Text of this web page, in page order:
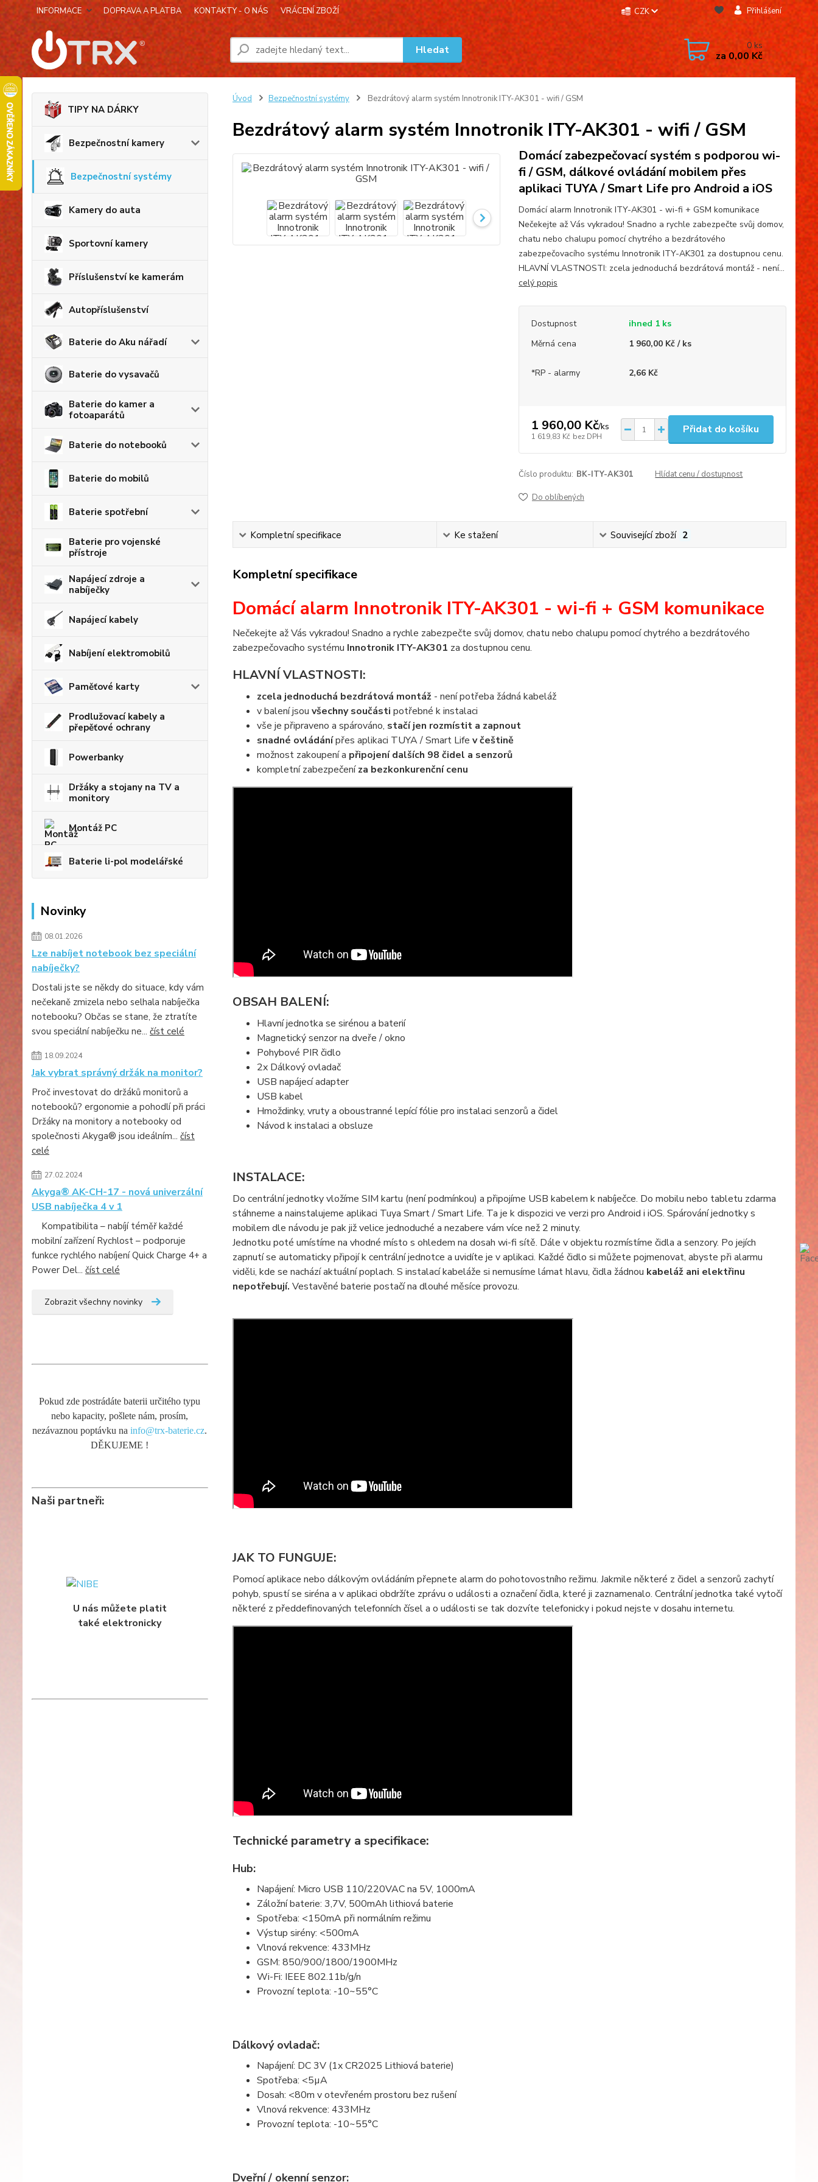
INFORMACE DOPRAVA A PLATBA KONTAKTY - O NÁS VRÁCENÍ ZBOŽÍ CZK Přihlášení
Hledat 0ks
za0,00 Kč
TIPY NA DÁRKY
Bezpečnostní kamery
Bezpečnostní systémy
Kamery do auta
Sportovní kamery
Příslušenství ke kamerám
Autopříslušenství
Baterie do Aku nářadí
Baterie do vysavačů
Baterie do kamer a
fotoaparátů
Baterie do notebooků
Baterie do mobilů
Baterie spotřební
Baterie pro vojenské
přístroje
Napájecí zdroje a
nabíječky
Napájecí kabely
Nabíjení elektromobilů
Paměťové karty
Prodlužovací kabely a
přepěťové ochrany
Powerbanky
Držáky a stojany na TV a
monitory
Montáž PC
Baterie li-pol modelářské
Novinky
08.01.2026
Lze nabíjet notebook bez speciální
nabíječky?
Dostali jste se někdy do situace, kdy vám
nečekaně zmizela nebo selhala nabíječka
notebooku? Občas se stane, že ztratíte
svou speciální nabíječku ne... číst celé
18.09.2024
Jak vybrat správný držák na monitor?
Proč investovat do držáků monitorů a
notebooků? ergonomie a pohodlí při práci
Držáky na monitory a notebooky od
společnosti Akyga® jsou ideálním... číst
celé
27.02.2024
Akyga® AK-CH-17 - nová univerzální
USB nabíječka 4 v 1
Kompatibilita – nabíjí téměř každé
mobilní zařízení Rychlost – podporuje
funkce rychlého nabíjení Quick Charge 4+ a
Power Del... číst celé
Zobrazit všechny novinky
Pokud zde postrádáte baterii určitého typu
nebo kapacity, pošlete nám, prosím,
nezávaznou poptávku nainfo@trx-baterie.cz.
DĚKUJEME !
Naši partneři:
U nás můžete platit
také elektronicky
Úvod Bezpečnostní systémy Bezdrátový alarm systém Innotronik ITY-AK301 - wifi / GSM
Bezdrátový alarm systém Innotronik ITY-AK301 - wifi / GSM
Domácí zabezpečovací systém s podporou wi-
fi / GSM, dálkové ovládání mobilem přes
aplikaci TUYA / Smart Life pro Android a iOS
Domácí alarm Innotronik ITY-AK301 - wi-fi + GSM komunikace
Nečekejte až Vás vykradou! Snadno a rychle zabezpečte svůj domov,
chatu nebo chalupu pomocí chytrého a bezdrátového
zabezpečovacího systému Innotronik ITY-AK301 za dostupnou cenu.
HLAVNÍ VLASTNOSTI: zcela jednoduchá bezdrátová montáž - není...
celý popis
Dostupnost
ihned 1 ks
Měrná cena
1 960,00 Kč / ks
*RP - alarmy 2,66 Kč
1 960,00 Kč/ks
1 619,83 Kč bez DPH
Přidat do košíku
Číslo produktu: BK-ITY-AK301 Hlídat cenu / dostupnost
Do oblíbených
Kompletní specifikace Ke stažení Související zboží 2
Kompletní specifikace
Domácí alarm Innotronik ITY-AK301 - wi-fi + GSM komunikace
Nečekejte až Vás vykradou! Snadno a rychle zabezpečte svůj domov, chatu nebo chalupu pomocí chytrého a bezdrátového
zabezpečovacího systému Innotronik ITY-AK301 za dostupnou cenu.
HLAVNÍ VLASTNOSTI:
zcela jednoduchá bezdrátová montáž- není potřeba žádná kabeláž
v balení jsou všechny součásti potřebné k instalaci
vše je připraveno a spárováno, stačí jen rozmístit a zapnout
snadné ovládánípřes aplikaci TUYA / Smart Life v češtině
možnost zakoupení a připojení dalších 98 čidel a senzorů
kompletní zabezpečeníza bezkonkurenční cenu
OBSAH BALENÍ:
Hlavní jednotka se sirénou a baterií
Magnetický senzor na dveře / okno
Pohybové PIR čidlo
2x Dálkový ovladač
USB napájecí adapter
USB kabel
Hmoždinky, vruty a oboustranné lepící fólie pro instalaci senzorů a čidel
Návod k instalaci a obsluze
INSTALACE:
Do centrální jednotky vložíme SIM kartu (není podmínkou) a připojíme USB kabelem k nabíječce. Do mobilu nebo tabletu zdarma
stáhneme a nainstalujeme aplikaci Tuya Smart / Smart Life. Ta je k dispozici ve verzi pro Android i iOS. Spárování jednotky s
mobilem dle návodu je pak již velice jednoduché a nezabere vám více než 2 minuty.
Jednotku poté umístíme na vhodné místo s ohledem na dosah wi-fi sítě. Dále v objektu rozmístíme čidla a senzory. Po jejích
zapnutí se automaticky připojí k centrální jednotce a uvidíte je v aplikaci. Každé čidlo si můžete pojmenovat, abyste při alarmu
viděli, kde se nachází aktuální poplach. S instalací kabeláže si nemusíme lámat hlavu, čidla žádnou kabeláž ani elektřinu
nepotřebují. Vestavěné baterie postačí na dlouhé měsíce provozu.
JAK TO FUNGUJE:
Pomocí aplikace nebo dálkovým ovládáním přepnete alarm do pohotovostního režimu. Jakmile některé z čidel a senzorů zachytí
pohyb, spustí se siréna a v aplikaci obdržíte zprávu o události a označení čidla, které ji zaznamenalo. Centrální jednotka také vytočí
některé z předdefinovaných telefonních čísel a o události se tak dozvíte telefonicky i pokud nejste v dosahu internetu.
Technické parametry a specifikace:
Hub:
Napájení: Micro USB 110/220VAC na 5V, 1000mA
Záložní baterie: 3,7V, 500mAh lithiová baterie
Spotřeba: <150mA při normálním režimu
Výstup sirény: <500mA
Vlnová rekvence: 433MHz
GSM: 850/900/1800/1900MHz
Wi-Fi: IEEE 802.11b/g/n
Provozní teplota: -10~55°C
Dálkový ovladač:
Napájení: DC 3V (1x CR2025 Lithiová baterie)
Spotřeba: <5µA
Dosah: <80m v otevřeném prostoru bez rušení
Vlnová rekvence: 433MHz
Provozní teplota: -10~55°C
Dveřní / okenní senzor: